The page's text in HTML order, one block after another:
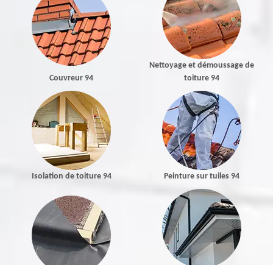
Couvreur 94
Nettoyage et démoussage de
toiture 94
Isolation de toiture 94 Peinture sur tuiles 94